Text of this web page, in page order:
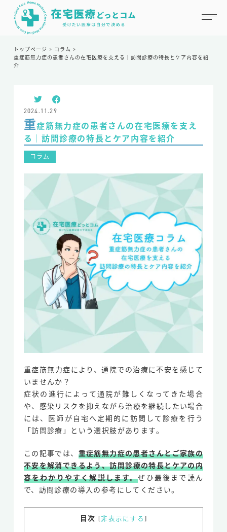
掲載を申請する お気に入り
在宅医療どっとコムとは
はじめての方へ
掲載を希望の方へ
よくある質問
お知らせ
お役立ちコラム
運営会社情報
サイト利用規約
医療機関登録規約
プライバシーポリシー
お気に入りクリニック一覧
お問い合わせ
無料掲載申請フォーム
Copyright 在宅医療どっとコム
トップページ > コラム >
重症筋無力症の患者さんの在宅医療を支える｜訪問診療の特長とケア内容を紹
介
2024.11.29
重症筋無力症の患者さんの在宅医療を支え
る｜訪問診療の特長とケア内容を紹介
コラム
重症筋無力症により、通院での治療に不安を感じて
いませんか？
症状の進行によって通院が難しくなってきた場合
や、感染リスクを抑えながら治療を継続したい場合
には、医師が自宅へ定期的に訪問して診療を行う
「訪問診療」という選択肢があります。
この記事では、 重症筋無力症の患者さんとご家族の
不安を解消できるよう、訪問診療の特長とケアの内
容をわかりやすく解説します。ぜひ最後まで読ん
で、訪問診療の導入の参考にしてください。
目次 [非表示にする]